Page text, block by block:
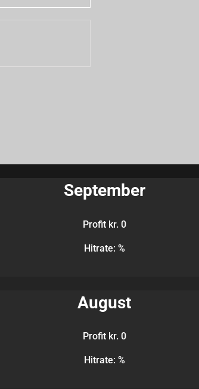
September
Profit kr. 0
Hitrate: %
August
Profit kr. 0
Hitrate: %